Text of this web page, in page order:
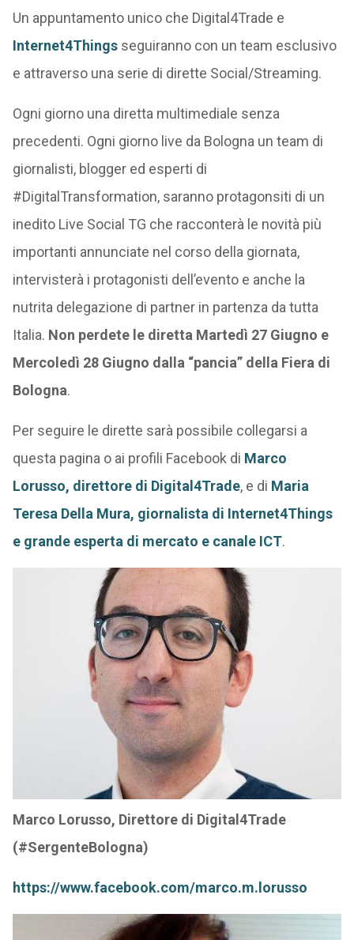
Un appuntamento unico che Digital4Trade e
Internet4Thingsseguiranno con un team esclusivo
e attraverso una serie di dirette Social/Streaming.
Ogni giorno una diretta multimediale senza
precedenti. Ogni giorno live da Bologna un team di
giornalisti, blogger ed esperti di
#DigitalTransformation, saranno protagonsiti di un
inedito Live Social TG che racconterà le novità più
importanti annunciate nel corso della giornata,
intervisterà i protagonisti dell’evento e anche la
nutrita delegazione di partner in partenza da tutta
Italia. Non perdete le diretta Martedì 27 Giugno e
Mercoledì 28 Giugno dalla “pancia” della Fiera di
Bologna.
Per seguire le dirette sarà possibile collegarsi a
questa pagina o ai profili Facebook di Marco
Lorusso, direttore di Digital4Trade, e di Maria
Teresa Della Mura, giornalista di Internet4Things
e grande esperta di mercato e canale ICT.
Marco Lorusso, Direttore di Digital4Trade
(#SergenteBologna)
https://www.facebook.com/marco.m.lorusso